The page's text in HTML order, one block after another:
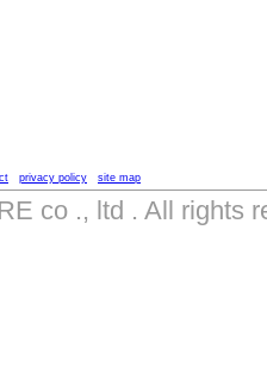
privacy policy site map
co ., ltd . All rights